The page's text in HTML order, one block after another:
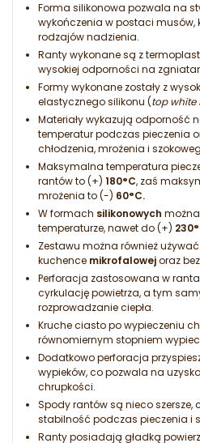
Forma silikonowa pozwala na
wykończenia w postaci musów,
rodzajów nadzienia.
Ranty wykonane są z
wysokiej odporności na
Formy wykonane zostały z
elastycznego silikonu (top white
Materiały wykazują odporność
temperatur podczas pieczenia
chłodzenia, mrożenia i
Maksymalna temperatura
rantów to (+) 180°C, zaś
mrożenia to (-) 60°C.
W formach silikonowych
temperaturze, nawet do (+) 230
Zestawu można również
kuchence mikrofalowejoraz
Perforacja zastosowana w
cyrkulację powietrza, a tym
rozprowadzanie ciepła.
Kruche ciasto po wypieczeniu
równomiernym stopniem
Dodatkowo perforacja
wypieków, co pozwala na
chrupkości.
Spody rantów są nieco szersze,
stabilność podczas pieczenia i
Ranty posiadają gładką